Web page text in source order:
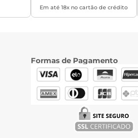
Em até 18x no cartão de crédito
Formas de Pagamento